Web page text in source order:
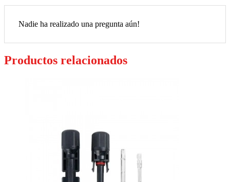
Nadie ha realizado una pregunta aún!
Productos relacionados